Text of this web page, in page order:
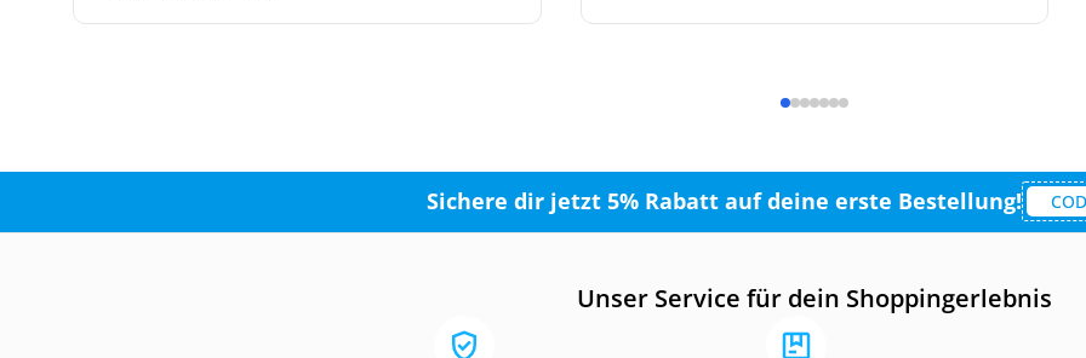
Sichere dir jetzt 5% Rabatt auf deine erste Bestellung!
Unser Service für dein Shoppingerlebnis